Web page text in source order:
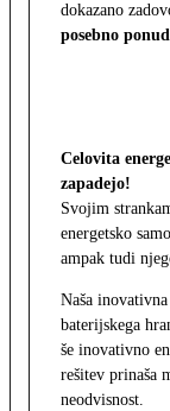
dokazano
posebno
Celovita
zapadejo!
Svojim
energetsko
ampak tudi
Naša
baterijskega
še inovativno
rešitev prinaša
neodvisnost.